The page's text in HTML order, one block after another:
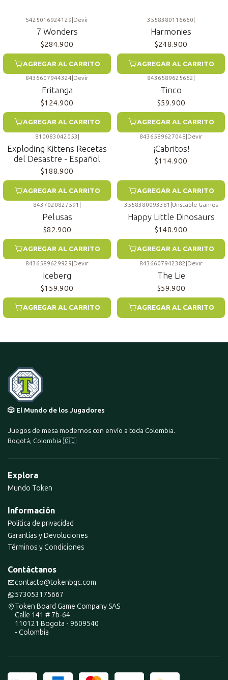
5425016924129|Devir
7 Wonders
$284.900
AGREGAR AL CARRITO
3558380116660|
Harmonies
$248.900
AGREGAR AL CARRITO
8436607944324 Devir
Fritanga
$124.900
AGREGAR AL CARRITO
8436589625662
Tinco
$59.900
AGREGAR AL CARRITO
810083042053 |
Exploding Kittens Recetas
del Desastre - Español
$188.900
AGREGAR AL CARRITO
8436589627048|Devir
¡Cabritos!
$114.900
AGREGAR AL CARRITO
8437020827591
Pelusas
$82.900
AGREGAR AL CARRITO
3558380093381 Unstable Games
Happy Little Dinosaurs
$148.900
AGREGAR AL CARRITO
8436589629929 Devir
Iceberg
$159.900
AGREGAR AL CARRITO
8436607942382 Devir
The Lie
$59.900
AGREGAR AL CARRITO
🎲 El Mundo de los Jugadores
Juegos de mesa modernos con envío a toda Colombia.
Bogotá, Colombia 🇨🇴
Explora
Mundo Token
Información
Política de privacidad
Garantías y Devoluciones
Términos y Condiciones
Contáctanos
contacto@tokenbgc.com
573053175667
Token Board Game Company SAS
Calle 141 # 7b-64
110121 Bogota - 9609540
- Colombia